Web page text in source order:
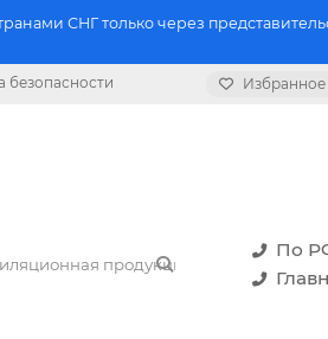
СНГ только через
безопасности Избранное
По